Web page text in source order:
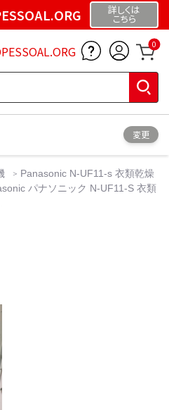
詳しくは
こちら
0
変更
Panasonic N-UF11-s 衣類乾燥
パナソニック N-UF11-S 衣類